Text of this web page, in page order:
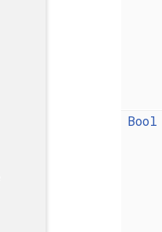
Bool